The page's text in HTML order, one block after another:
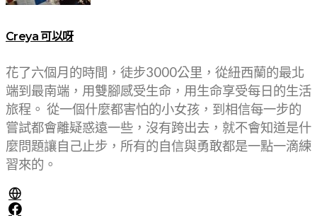
Creya 可以呀
花了六個月的時間，徒步3000公里，從紐西蘭的最北
端到最南端，用雙腳感受生命，用生命享受每日的生活
旅程。 從一個什麼都害怕的小女孩，到相信每一步的
嘗試都會離疑惑遠一些，沒有跨出去，就不會知道是什
麼問題讓自己止步，所有的自信與勇敢都是一點一滴練
習來的。